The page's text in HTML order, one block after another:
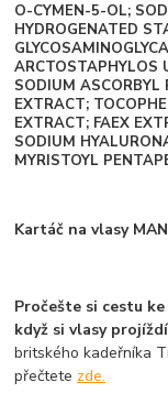
O-CYMEN-5-OL;
HYDROGENATED
ARCTOSTAPHYLOS
SODIUM
EXTRACT;
EXTRACT; FAEX
SODIUM
MYRISTOYL
Kartáč na vlasy
Pročešte si cestu
když si vlasy
britského kadeřníka
přečtete zde.